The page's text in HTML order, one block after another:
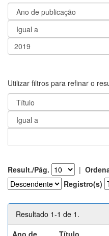
Utilizar filtros para refinar o
Result./Pág. |
Registro(s)
Resultado 1-1 de 1.
Ano de
Título